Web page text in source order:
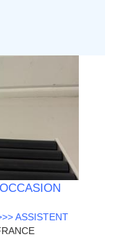
ASSISTENT